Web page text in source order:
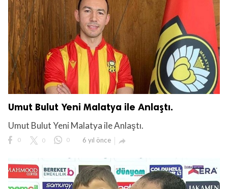
Umut Bulut Yeni Malatya ile Anlaştı.
Umut Bulut Yeni Malatya ile Anlaştı.
0 0 0 6 yıl önce 